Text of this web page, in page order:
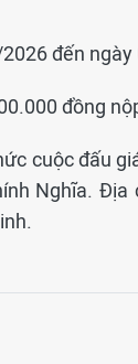
đến
đồng
cuộc đấu
Nghĩa. Địa